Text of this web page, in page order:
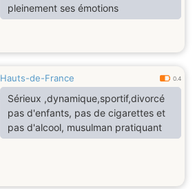
pleinement ses émotions
Hauts-de-France 0.4
Sérieux ,dynamique,sportif,divorcé
pas d'enfants, pas de cigarettes et
pas d'alcool, musulman pratiquant